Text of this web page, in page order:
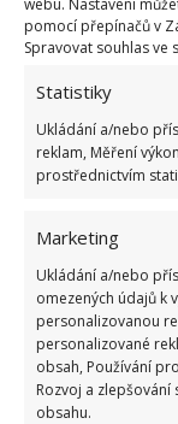
pomocí přepínačů v
Spravovat souhlas ve
Statistiky
Ukládání a/nebo
reklam, Měření
prostřednictvím
Marketing
Ukládání a/nebo
omezených údajů k
personalizovanou
personalizované
obsah, Používání
Rozvoj a zlepšování
obsahu.
Podle webu
1 deci octa,
hlavně na
tableta z myčky